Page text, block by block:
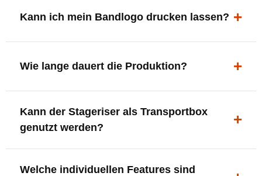
ergonomisch, sicher und gut sichtbar.
Kann ich mein Bandlogo drucken lassen?
deine Bühne, deine Marke.
Wie lange dauert die Produktion?
innerhalb Deutschlands kostenfrei.
Kann der Stageriser als Transportbox
genutzt werden?
oder Zubehör nutzen.
Welche individuellen Features sind